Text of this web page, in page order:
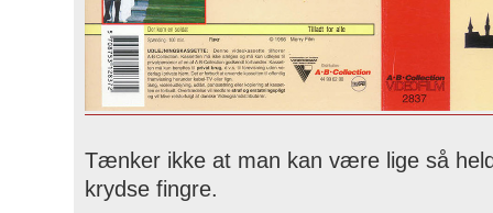
Tænker ikke at man kan være lige så
krydse fingre.